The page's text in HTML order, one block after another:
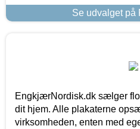
Se udvalget på
EngkjærNordisk.dk sælger
dit hjem. Alle plakaterne
virksomheden, enten med